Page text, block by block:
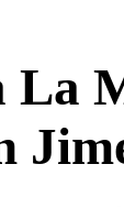
La